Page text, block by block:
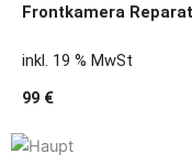
Frontkamera
inkl. 19 % MwSt
99 €